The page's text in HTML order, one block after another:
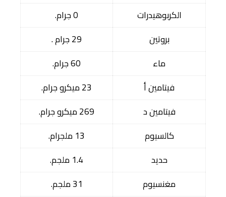
الكربوهيدرات
0 جرام.
بروتين
29 جرام .
ماء
60 جرام.
فيتامين أ
23 ميكرو جرام.
فيتامين د
269 ميكرو جرام.
كالسيوم
13 ملجرام.
حديد
1.4 ملجم.
مغنسيوم
31 ملجم.